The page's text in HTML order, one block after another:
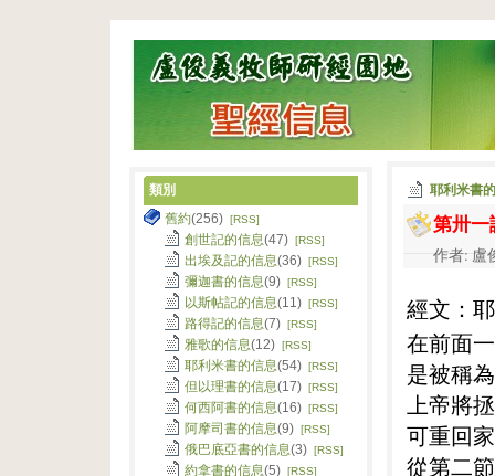
耶利米書
第卅
作者: 盧
經文：
在前面
是被稱
上帝將
可重回
從第二
類別
舊約(256) [RSS]
創世記的信息(47) [RSS]
出埃及記的信息(36) [RSS]
彌迦書的信息(9) [RSS]
以斯帖記的信息(11) [RSS]
路得記的信息(7) [RSS]
雅歌的信息(12) [RSS]
耶利米書的信息(54) [RSS]
但以理書的信息(17) [RSS]
何西阿書的信息(16) [RSS]
阿摩司書的信息(9) [RSS]
俄巴底亞書的信息(3) [RSS]
約拿書的信息(5) [RSS]